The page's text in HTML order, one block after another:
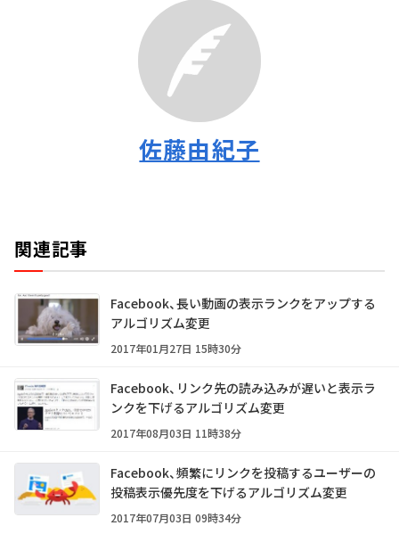
佐藤由紀子
関連記事
Facebook、長い動画の表示ランクをアップする
アルゴリズム変更
2017年01月27日 15時30分
Facebook、リンク先の読み込みが遅いと表示ラ
ンクを下げるアルゴリズム変更
2017年08月03日 11時38分
Facebook、頻繁にリンクを投稿するユーザーの
投稿表示優先度を下げるアルゴリズム変更
2017年07月03日 09時34分